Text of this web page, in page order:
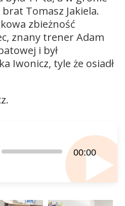
Tomasz Jakiela.
zbieżność
znany trener Adam
i był
Iwonicz, tyle że osiadł
00:00